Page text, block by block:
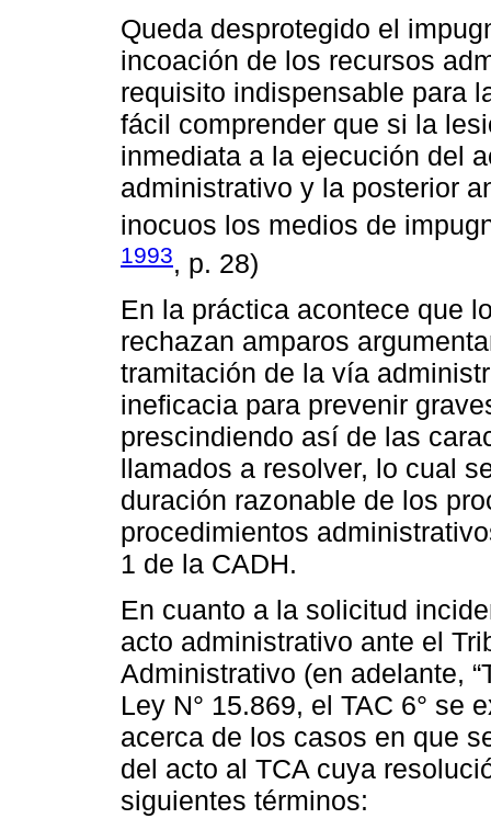
Queda desprotegido el
incoación de los recursos
requisito indispensable para
fácil comprender que si la
inmediata a la ejecución del
administrativo y la posterior
inocuos los medios de
1993, p. 28)
En la práctica acontece que
rechazan amparos
tramitación de la vía
ineficacia para prevenir
prescindiendo así de las
llamados a resolver, lo cual
duración razonable de los
procedimientos
1 de la CADH.
En cuanto a la solicitud
acto administrativo ante el
Administrativo (en adelante,
Ley N° 15.869, el TAC 6° se
acerca de los casos en que
del acto al TCA cuya
siguientes términos: